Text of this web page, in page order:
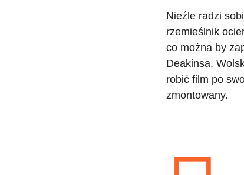
Nieźle radzi
rzemieślnik
co można by
Deakinsa.
robić film po
zmontowany.